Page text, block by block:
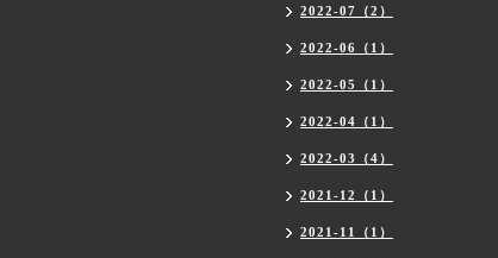
2022-07（2）
2022-06（1）
2022-05（1）
2022-04（1）
2022-03（4）
2021-12（1）
2021-11（1）